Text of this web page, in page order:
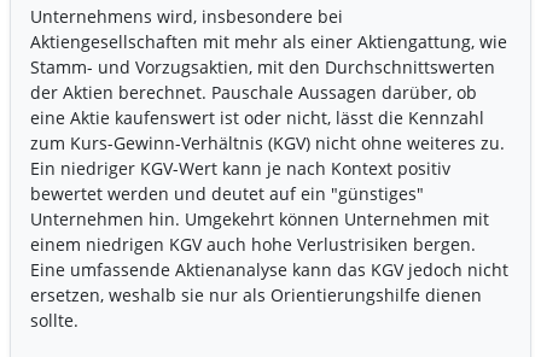
Unternehmens wird, insbesondere bei
Aktiengesellschaften mit mehr als einer Aktiengattung, wie
Stamm- und Vorzugsaktien, mit den Durchschnittswerten
der Aktien berechnet. Pauschale Aussagen darüber, ob
eine Aktie kaufenswert ist oder nicht, lässt die Kennzahl
zum Kurs-Gewinn-Verhältnis (KGV) nicht ohne weiteres zu.
Ein niedriger KGV-Wert kann je nach Kontext positiv
bewertet werden und deutet auf ein "günstiges"
Unternehmen hin. Umgekehrt können Unternehmen mit
einem niedrigen KGV auch hohe Verlustrisiken bergen.
Eine umfassende Aktienanalyse kann das KGV jedoch nicht
ersetzen, weshalb sie nur als Orientierungshilfe dienen
sollte.